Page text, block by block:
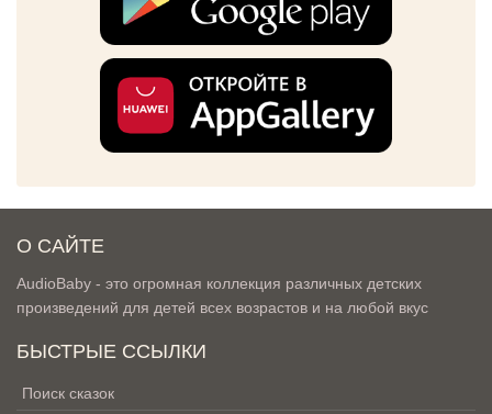
О САЙТЕ
AudioBaby - это огромная коллекция различных детских
произведений для детей всех возрастов и на любой вкус
БЫСТРЫЕ ССЫЛКИ
Поиск сказок